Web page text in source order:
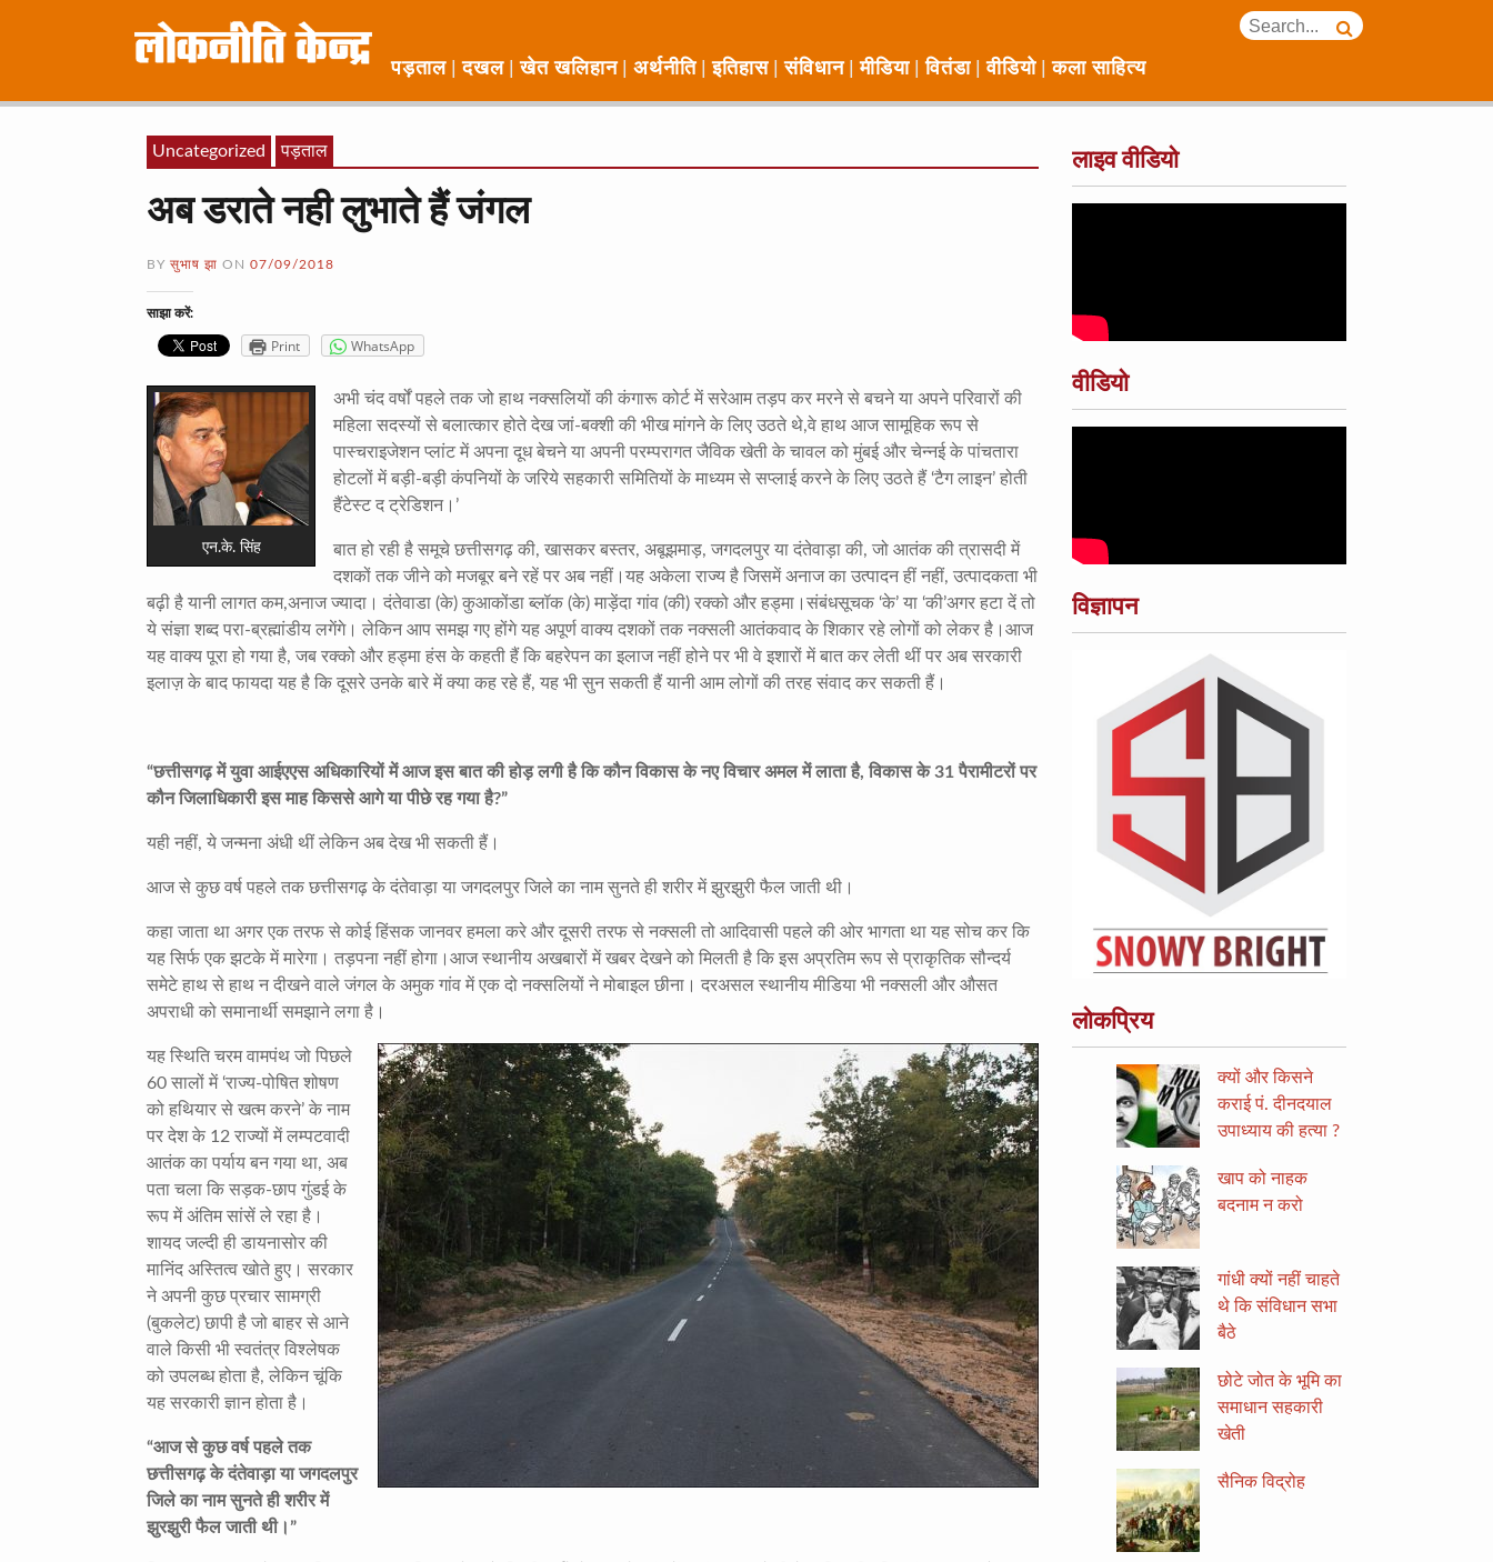
पड़ताल दखल खेत खलिहान अर्थनीति इतिहास संविधान मीडिया वितंडा वीडियो कला साहित्य
Uncategorized पड़ताल
अब डराते नही लुभाते हैं जंगल
BY सुभाष झा ON 07/09/2018
साझा करें:
Print WhatsApp
एन.के. सिंह
अभी चंद वर्षों पहले तक जो हाथ नक्सलियों की कंगारू कोर्ट में सरेआम तड़प कर मरने से बचने या अपने परिवारों की
महिला सदस्यों से बलात्कार होते देख जां-बक्शी की भीख मांगने के लिए उठते थे,वे हाथ आज सामूहिक रूप से
पास्चराइजेशन प्लांट में अपना दूध बेचने या अपनी परम्परागत जैविक खेती के चावल को मुंबई और चेन्नई के पांचतारा
होटलों में बड़ी-बड़ी कंपनियों के जरिये सहकारी समितियों के माध्यम से सप्लाई करने के लिए उठते हैं ‘टैग लाइन’ होती
हैंटेस्ट द ट्रेडिशन।’
बात हो रही है समूचे छत्तीसगढ़ की, खासकर बस्तर, अबूझमाड़, जगदलपुर या दंतेवाड़ा की, जो आतंक की त्रासदी में
दशकों तक जीने को मजबूर बने रहें पर अब नहीं।यह अकेला राज्य है जिसमें अनाज का उत्पादन हीं नहीं, उत्पादकता भी
बढ़ी है यानी लागत कम,अनाज ज्यादा। दंतेवाडा (के) कुआकोंडा ब्लॉक (के) माड़ेंदा गांव (की) रक्को और हड्मा।संबंधसूचक ‘के’ या ‘की’अगर हटा दें तो
ये संज्ञा शब्द परा-ब्रह्मांडीय लगेंगे। लेकिन आप समझ गए होंगे यह अपूर्ण वाक्य दशकों तक नक्सली आतंकवाद के शिकार रहे लोगों को लेकर है।आज
यह वाक्य पूरा हो गया है, जब रक्को और हड्मा हंस के कहती हैं कि बहरेपन का इलाज नहीं होने पर भी वे इशारों में बात कर लेती थीं पर अब सरकारी
इलाज़ के बाद फायदा यह है कि दूसरे उनके बारे में क्या कह रहे हैं, यह भी सुन सकती हैं यानी आम लोगों की तरह संवाद कर सकती हैं।
“छत्तीसगढ़ में युवा आईएएस अधिकारियों में आज इस बात की होड़ लगी है कि कौन विकास के नए विचार अमल में लाता है,विकास के31पैरामीटरों पर
कौन जिलाधिकारी इस माह किससे आगे या पीछे रह गया है?”
यही नहीं, ये जन्मना अंधी थीं लेकिन अब देख भी सकती हैं।
आज से कुछ वर्ष पहले तक छत्तीसगढ़ के दंतेवाड़ा या जगदलपुर जिले का नाम सुनते ही शरीर में झुरझुरी फैल जाती थी।
कहा जाता था अगर एक तरफ से कोई हिंसक जानवर हमला करे और दूसरी तरफ से नक्सली तो आदिवासी पहले की ओर भागता था यह सोच कर कि
यह सिर्फ एक झटके में मारेगा। तड़पना नहीं होगा।आज स्थानीय अखबारों में खबर देखने को मिलती है कि इस अप्रतिम रूप से प्राकृतिक सौन्दर्य
समेटे हाथ से हाथ न दीखने वाले जंगल के अमुक गांव में एक दो नक्सलियों ने मोबाइल छीना। दरअसल स्थानीय मीडिया भी नक्सली और औसत
अपराधी को समानार्थी समझाने लगा है।
यह स्थिति चरम वामपंथ जो पिछले
60 सालों में ‘राज्य-पोषित शोषण
को हथियार से खत्म करने’ के नाम
पर देश के 12 राज्यों में लम्पटवादी
आतंक का पर्याय बन गया था, अब
पता चला कि सड़क-छाप गुंडई के
रूप में अंतिम सांसें ले रहा है।
शायद जल्दी ही डायनासोर की
मानिंद अस्तित्व खोते हुए। सरकार
ने अपनी कुछ प्रचार सामग्री
(बुकलेट) छापी है जो बाहर से आने
वाले किसी भी स्वतंत्र विश्लेषक
को उपलब्ध होता है, लेकिन चूंकि
यह सरकारी ज्ञान होता है।
“आज से कुछ वर्ष पहले तक
छत्तीसगढ़ के दंतेवाड़ा या जगदलपुर
जिले का नाम सुनते ही शरीर में
झुरझुरी फैल जाती थी।”
लाइव वीडियो
वीडियो
विज्ञापन
लोकप्रिय
क्यों और किसने
कराई पं. दीनदयाल
उपाध्याय की हत्या ?
खाप को नाहक
बदनाम न करो
गांधी क्यों नहीं चाहते
थे कि संविधान सभा
बैठे
छोटे जोत के भूमि का
समाधान सहकारी
खेती
सैनिक विद्रोह